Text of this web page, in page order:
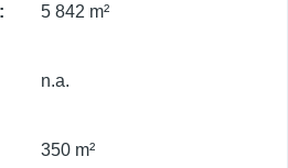
5 842 m²
n.a.
350 m²